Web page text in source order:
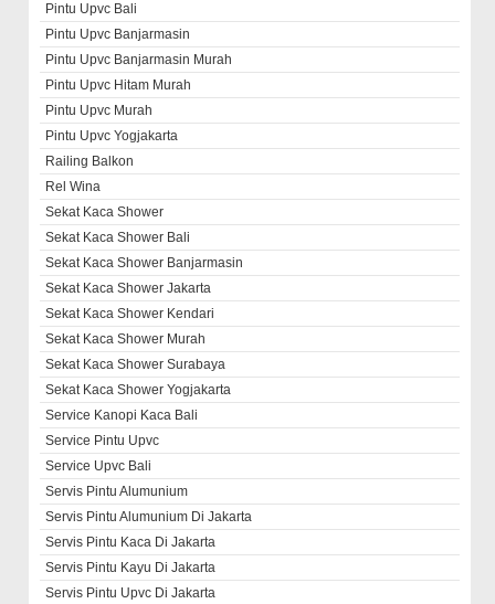
Pintu Upvc Bali
Pintu Upvc Banjarmasin
Pintu Upvc Banjarmasin Murah
Pintu Upvc Hitam Murah
Pintu Upvc Murah
Pintu Upvc Yogjakarta
Railing Balkon
Rel Wina
Sekat Kaca Shower
Sekat Kaca Shower Bali
Sekat Kaca Shower Banjarmasin
Sekat Kaca Shower Jakarta
Sekat Kaca Shower Kendari
Sekat Kaca Shower Murah
Sekat Kaca Shower Surabaya
Sekat Kaca Shower Yogjakarta
Service Kanopi Kaca Bali
Service Pintu Upvc
Service Upvc Bali
Servis Pintu Alumunium
Servis Pintu Alumunium Di Jakarta
Servis Pintu Kaca Di Jakarta
Servis Pintu Kayu Di Jakarta
Servis Pintu Upvc Di Jakarta